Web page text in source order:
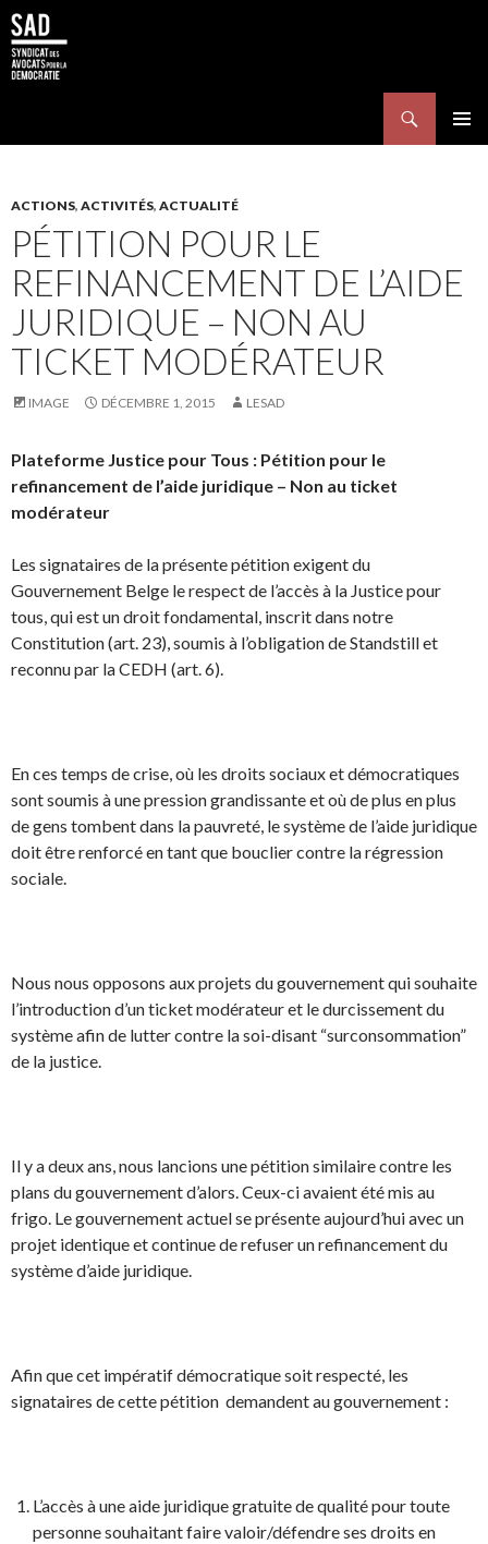
ACTIONS, ACTIVITÉS, ACTUALITÉ
PÉTITION POUR LE
REFINANCEMENT DE L’AIDE
JURIDIQUE – NON AU
TICKET MODÉRATEUR
IMAGE DÉCEMBRE 1, 2015 LESAD
Plateforme Justice pour Tous : Pétition pour le
refinancement de l’aide juridique – Non au ticket
modérateur
Les signataires de la présente pétition exigent du
Gouvernement Belge le respect de l’accès à la Justice pour
tous, qui est un droit fondamental, inscrit dans notre
Constitution (art. 23), soumis à l’obligation de Standstill et
reconnu par la CEDH (art. 6).
En ces temps de crise, où les droits sociaux et démocratiques
sont soumis à une pression grandissante et où de plus en plus
de gens tombent dans la pauvreté, le système de l’aide juridique
doit être renforcé en tant que bouclier contre la régression
sociale.
Nous nous opposons aux projets du gouvernement qui souhaite
l’introduction d’un ticket modérateur et le durcissement du
système afin de lutter contre la soi-disant “surconsommation”
de la justice.
Il y a deux ans, nous lancions une pétition similaire contre les
plans du gouvernement d’alors. Ceux-ci avaient été mis au
frigo. Le gouvernement actuel se présente aujourd’hui avec un
projet identique et continue de refuser un refinancement du
système d’aide juridique.
Afin que cet impératif démocratique soit respecté, les
signataires de cette pétition demandent au gouvernement :
L’accès à une aide juridique gratuite de qualité pour toute
personne souhaitant faire valoir/défendre ses droits en